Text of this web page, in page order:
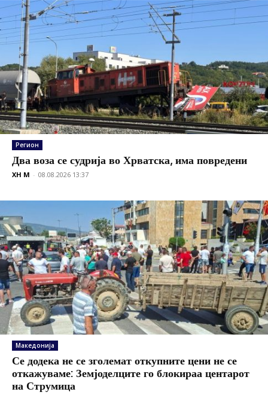
Регион
Два воза се судрија во Хрватска, има повредени
XH M - 08.08.2026 13:37
Македонија
Се додека не се зголемат откупните цени не се
откажуваме: Земјоделците го блокираа центарот
на Струмица